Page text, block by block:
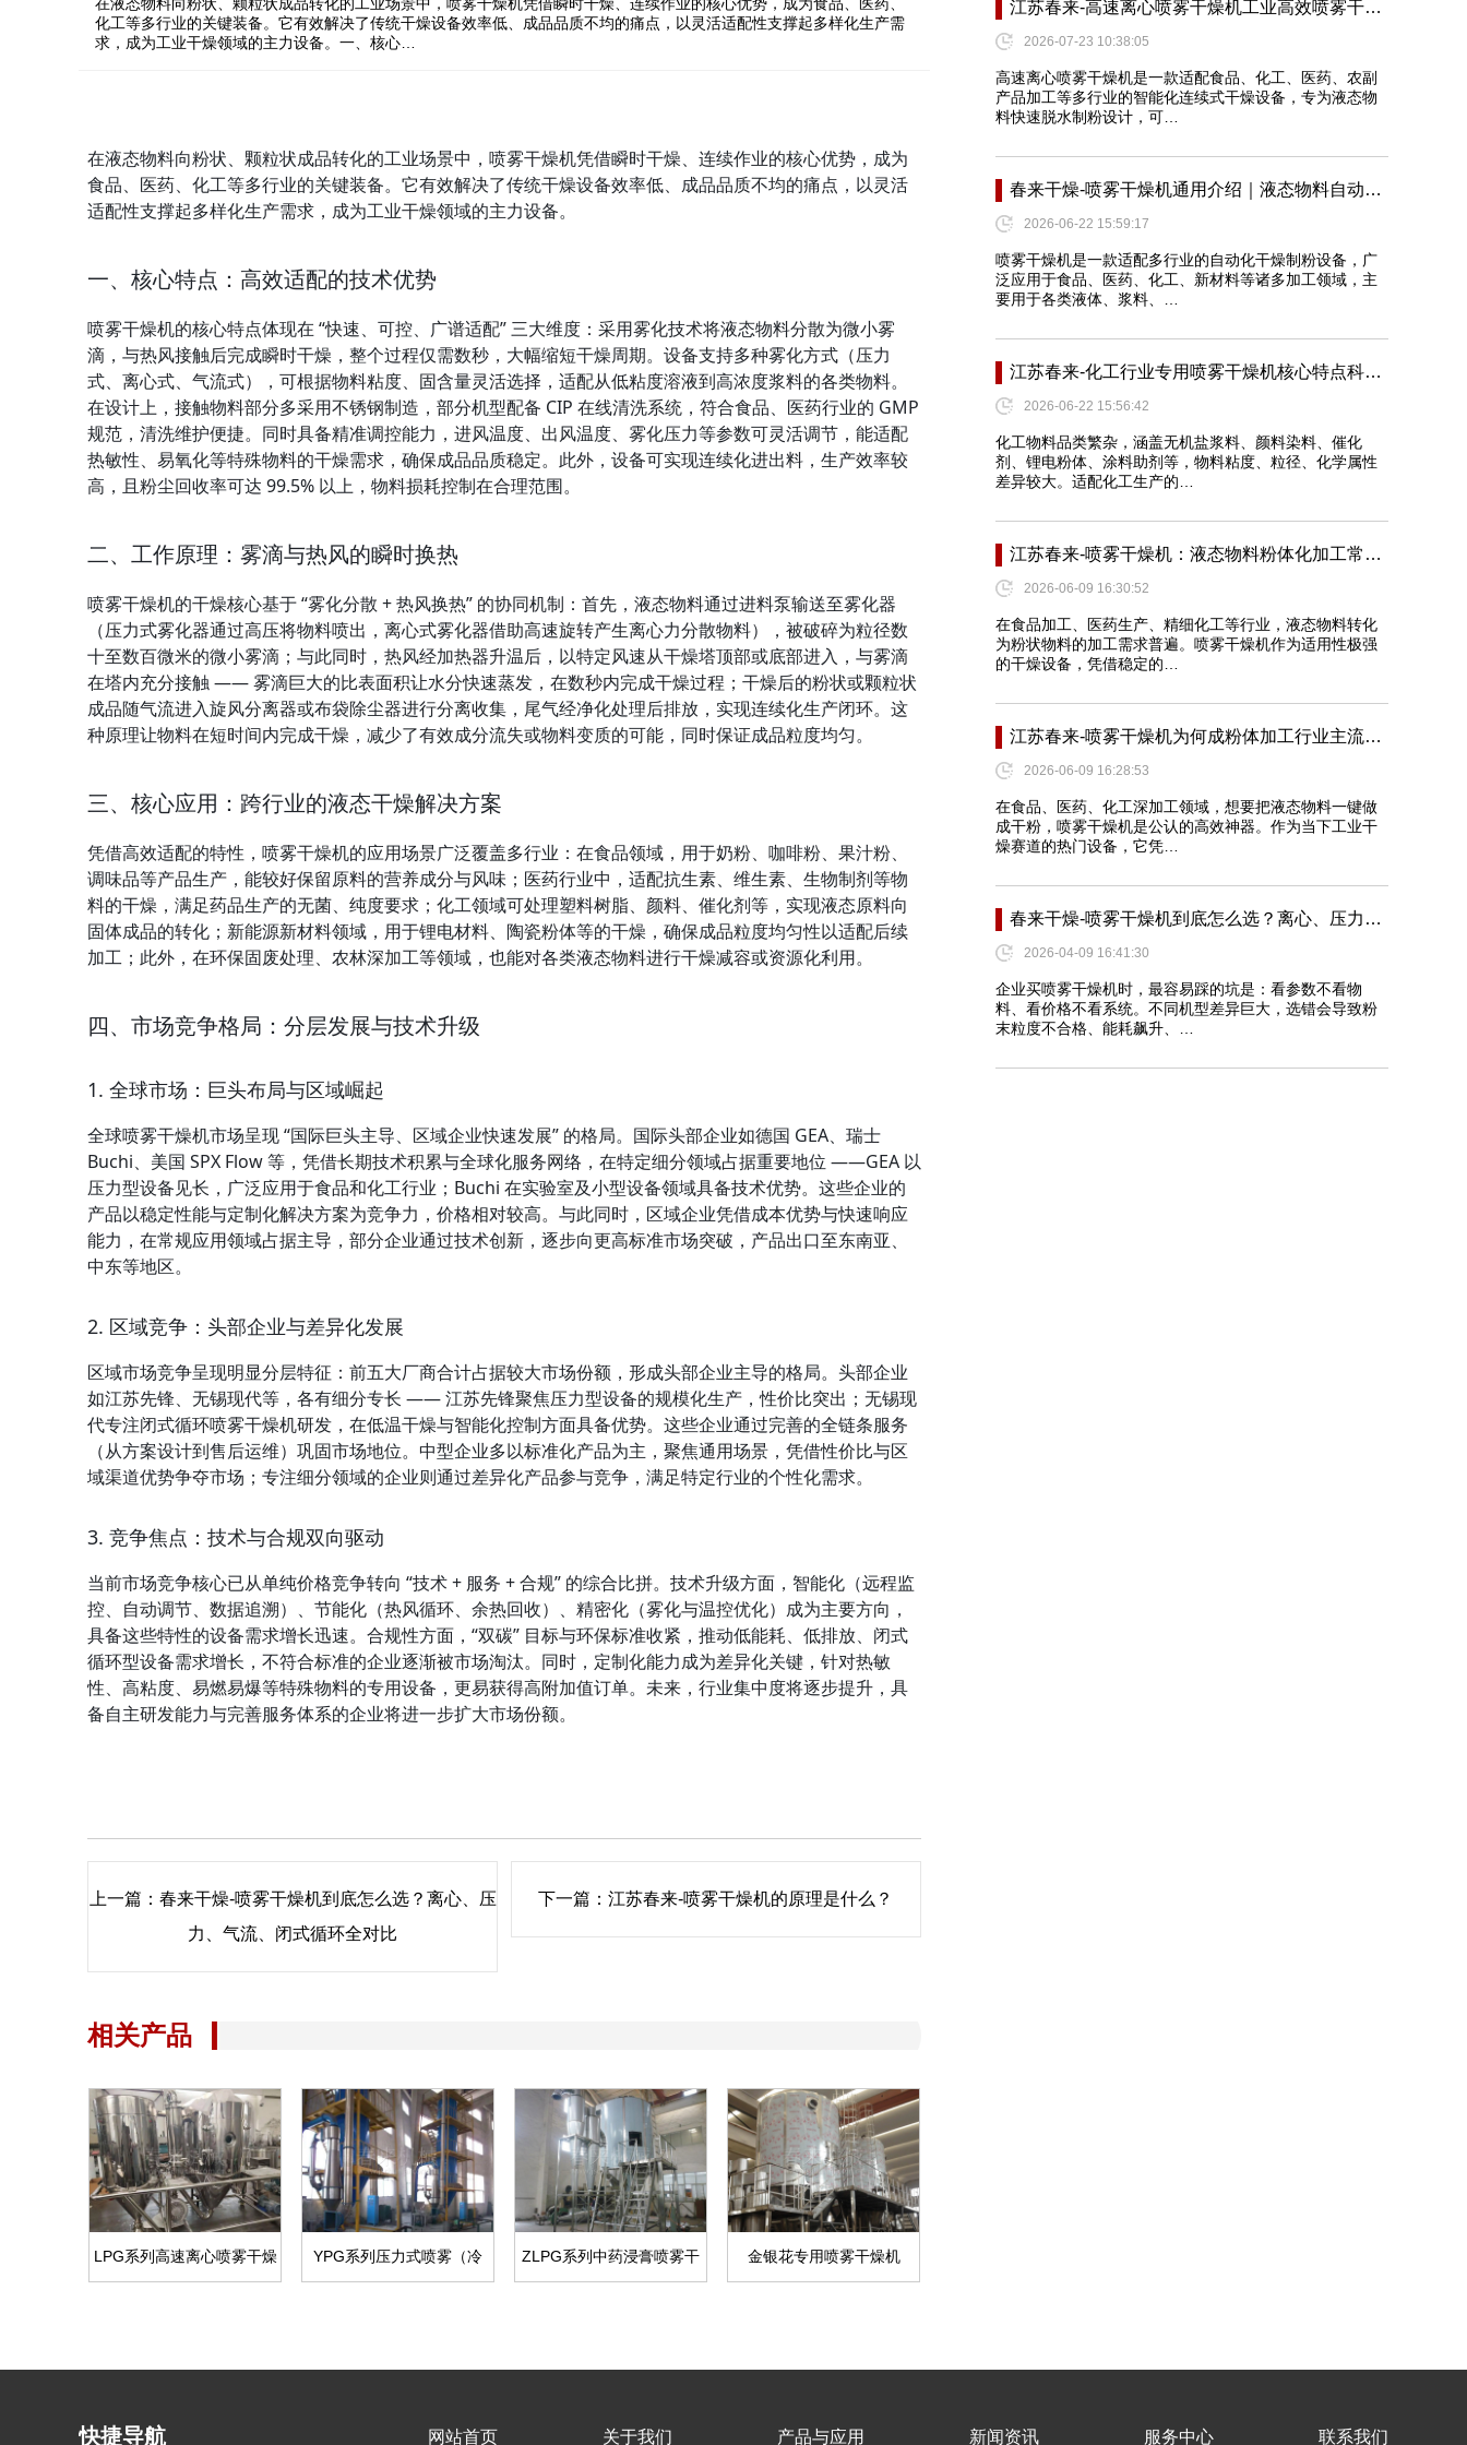
化工等多行业的关键装备。它有效解决了传统干燥设备效率低、成品品质不均的痛点，以灵活适配性支撑起多样化生产需
求，成为工业干燥领域的主力设备。一、核心…
在液态物料向粉状、颗粒状成品转化的工业场景中，喷雾干燥机凭借瞬时干燥、连续作业的核心优势，成为
食品、医药、化工等多行业的关键装备。它有效解决了传统干燥设备效率低、成品品质不均的痛点，以灵活
适配性支撑起多样化生产需求，成为工业干燥领域的主力设备。
一、核心特点：高效适配的技术优势
喷雾干燥机的核心特点体现在 “快速、可控、广谱适配” 三大维度：采用雾化技术将液态物料分散为微小雾
滴，与热风接触后完成瞬时干燥，整个过程仅需数秒，大幅缩短干燥周期。设备支持多种雾化方式（压力
式、离心式、气流式），可根据物料粘度、固含量灵活选择，适配从低粘度溶液到高浓度浆料的各类物料。
在设计上，接触物料部分多采用不锈钢制造，部分机型配备 CIP 在线清洗系统，符合食品、医药行业的 GMP
规范，清洗维护便捷。同时具备精准调控能力，进风温度、出风温度、雾化压力等参数可灵活调节，能适配
热敏性、易氧化等特殊物料的干燥需求，确保成品品质稳定。此外，设备可实现连续化进出料，生产效率较
高，且粉尘回收率可达 99.5% 以上，物料损耗控制在合理范围。
二、工作原理：雾滴与热风的瞬时换热
喷雾干燥机的干燥核心基于 “雾化分散 + 热风换热” 的协同机制：首先，液态物料通过进料泵输送至雾化器
（压力式雾化器通过高压将物料喷出，离心式雾化器借助高速旋转产生离心力分散物料），被破碎为粒径数
十至数百微米的微小雾滴；与此同时，热风经加热器升温后，以特定风速从干燥塔顶部或底部进入，与雾滴
在塔内充分接触 —— 雾滴巨大的比表面积让水分快速蒸发，在数秒内完成干燥过程；干燥后的粉状或颗粒状
成品随气流进入旋风分离器或布袋除尘器进行分离收集，尾气经净化处理后排放，实现连续化生产闭环。这
种原理让物料在短时间内完成干燥，减少了有效成分流失或物料变质的可能，同时保证成品粒度均匀。
三、核心应用：跨行业的液态干燥解决方案
凭借高效适配的特性，喷雾干燥机的应用场景广泛覆盖多行业：在食品领域，用于奶粉、咖啡粉、果汁粉、
调味品等产品生产，能较好保留原料的营养成分与风味；医药行业中，适配抗生素、维生素、生物制剂等物
料的干燥，满足药品生产的无菌、纯度要求；化工领域可处理塑料树脂、颜料、催化剂等，实现液态原料向
固体成品的转化；新能源新材料领域，用于锂电材料、陶瓷粉体等的干燥，确保成品粒度均匀性以适配后续
加工；此外，在环保固废处理、农林深加工等领域，也能对各类液态物料进行干燥减容或资源化利用。
四、市场竞争格局：分层发展与技术升级
1. 全球市场：巨头布局与区域崛起
全球喷雾干燥机市场呈现 “国际巨头主导、区域企业快速发展” 的格局。国际头部企业如德国 GEA、瑞士
Buchi、美国 SPX Flow 等，凭借长期技术积累与全球化服务网络，在特定细分领域占据重要地位 ——GEA 以
压力型设备见长，广泛应用于食品和化工行业；Buchi 在实验室及小型设备领域具备技术优势。这些企业的
产品以稳定性能与定制化解决方案为竞争力，价格相对较高。与此同时，区域企业凭借成本优势与快速响应
能力，在常规应用领域占据主导，部分企业通过技术创新，逐步向更高标准市场突破，产品出口至东南亚、
中东等地区。
2. 区域竞争：头部企业与差异化发展
区域市场竞争呈现明显分层特征：前五大厂商合计占据较大市场份额，形成头部企业主导的格局。头部企业
如江苏先锋、无锡现代等，各有细分专长 —— 江苏先锋聚焦压力型设备的规模化生产，性价比突出；无锡现
代专注闭式循环喷雾干燥机研发，在低温干燥与智能化控制方面具备优势。这些企业通过完善的全链条服务
（从方案设计到售后运维）巩固市场地位。中型企业多以标准化产品为主，聚焦通用场景，凭借性价比与区
域渠道优势争夺市场；专注细分领域的企业则通过差异化产品参与竞争，满足特定行业的个性化需求。
3. 竞争焦点：技术与合规双向驱动
当前市场竞争核心已从单纯价格竞争转向 “技术 + 服务 + 合规” 的综合比拼。技术升级方面，智能化（远程监
控、自动调节、数据追溯）、节能化（热风循环、余热回收）、精密化（雾化与温控优化）成为主要方向，
具备这些特性的设备需求增长迅速。合规性方面，“双碳” 目标与环保标准收紧，推动低能耗、低排放、闭式
循环型设备需求增长，不符合标准的企业逐渐被市场淘汰。同时，定制化能力成为差异化关键，针对热敏
性、高粘度、易燃易爆等特殊物料的专用设备，更易获得高附加值订单。未来，行业集中度将逐步提升，具
备自主研发能力与完善服务体系的企业将进一步扩大市场份额。
上一篇： 春来干燥-喷雾干燥机到底怎么选？离心、压
力、气流、闭式循环全对比
下一篇：江苏春来-喷雾干燥机的原理是什么？
相关产品
LPG系列高速离心喷雾干燥 YPG系列压力式喷雾（冷 ZLPG系列中药浸膏喷雾干 金银花专用喷雾干燥机
江苏春来-高速离心喷雾干燥机工业高效喷雾干…
2026-07-23 10:38:05
高速离心喷雾干燥机是一款适配食品、化工、医药、农副
产品加工等多行业的智能化连续式干燥设备，专为液态物
料快速脱水制粉设计，可…
春来干燥-喷雾干燥机通用介绍｜液态物料自动…
2026-06-22 15:59:17
喷雾干燥机是一款适配多行业的自动化干燥制粉设备，广
泛应用于食品、医药、化工、新材料等诸多加工领域，主
要用于各类液体、浆料、…
江苏春来-化工行业专用喷雾干燥机核心特点科…
2026-06-22 15:56:42
化工物料品类繁杂，涵盖无机盐浆料、颜料染料、催化
剂、锂电粉体、涂料助剂等，物料粘度、粒径、化学属性
差异较大。适配化工生产的…
江苏春来-喷雾干燥机：液态物料粉体化加工常…
2026-06-09 16:30:52
在食品加工、医药生产、精细化工等行业，液态物料转化
为粉状物料的加工需求普遍。喷雾干燥机作为适用性极强
的干燥设备，凭借稳定的…
江苏春来-喷雾干燥机为何成粉体加工行业主流…
2026-06-09 16:28:53
在食品、医药、化工深加工领域，想要把液态物料一键做
成干粉，喷雾干燥机是公认的高效神器。作为当下工业干
燥赛道的热门设备，它凭…
春来干燥-喷雾干燥机到底怎么选？离心、压力…
2026-04-09 16:41:30
企业买喷雾干燥机时，最容易踩的坑是：看参数不看物
料、看价格不看系统。不同机型差异巨大，选错会导致粉
末粒度不合格、能耗飙升、…
快捷导航 网站首页 关于我们 产品与应用 新闻资讯 服务中心 联系我们